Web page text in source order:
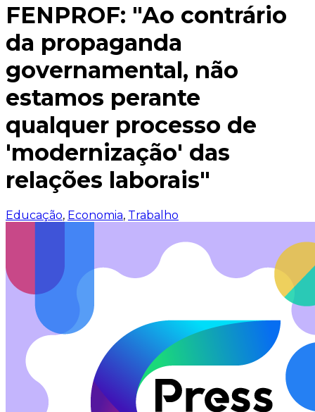
FENPROF: "Ao contrário
da propaganda
governamental, não
estamos perante
qualquer processo de
'modernização' das
relações laborais"
Educação, Economia, Trabalho